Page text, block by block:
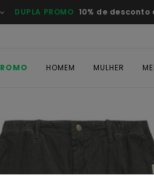
DUPLA PROMO 10% de
HOMEM MULHER